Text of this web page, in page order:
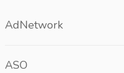
AdNetwork
ASO